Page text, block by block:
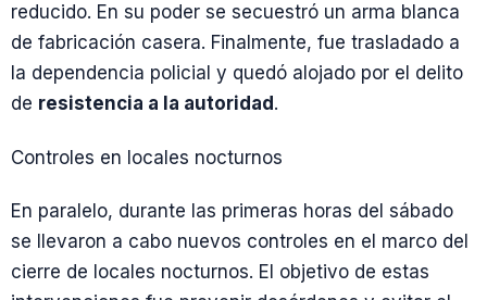
reducido. En su poder se secuestró un arma blanca
de fabricación casera. Finalmente, fue trasladado a
la dependencia policial y quedó alojado por el delito
de resistencia a la autoridad .
Controles en locales nocturnos
En paralelo, durante las primeras horas del sábado
se llevaron a cabo nuevos controles en el marco del
cierre de locales nocturnos. El objetivo de estas